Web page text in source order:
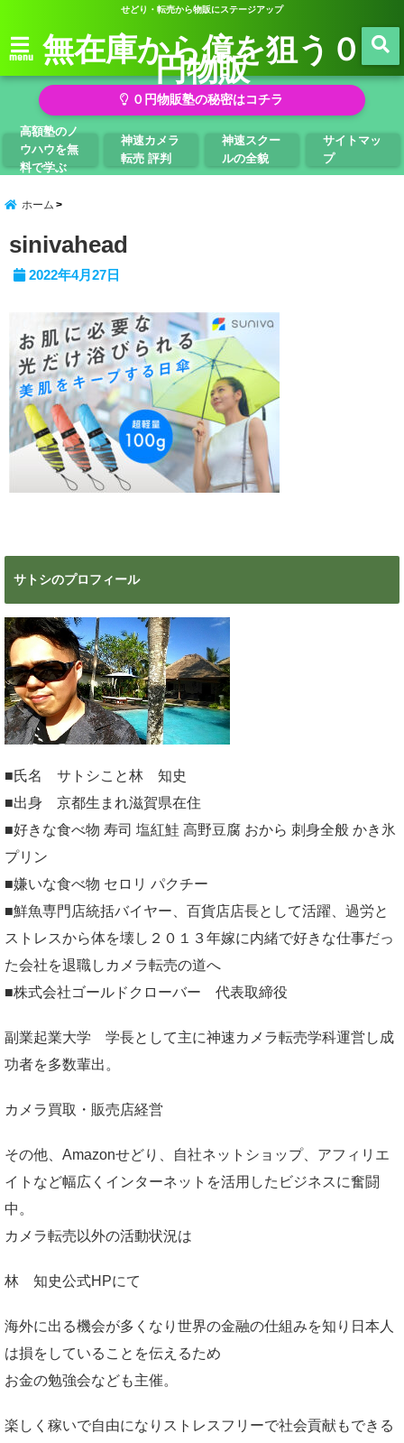
せどり・転売から物販にステージアップ
menu 無在庫から億を狙う０
円物販
０円物販塾の秘密はコチラ
高額塾のノ
ウハウを無
料で学ぶ
神速カメラ
転売 評判
神速スクー
ルの全貌
サイトマッ
プ
ホーム
sinivahead
2022年4月27日
サトシのプロフィール
■氏名 サトシこと林 知史
■出身 京都生まれ滋賀県在住
■好きな食べ物 寿司 塩紅鮭 高野豆腐 おから 刺身全般 かき氷
プリン
■嫌いな食べ物 セロリ パクチー
■鮮魚専門店統括バイヤー、百貨店店長として活躍、過労と
ストレスから体を壊し２０１３年嫁に内緒で好きな仕事だっ
た会社を退職しカメラ転売の道へ
■株式会社ゴールドクローバー 代表取締役
副業起業大学 学長として主に神速カメラ転売学科運営し成
功者を多数輩出。
カメラ買取・販売店経営
その他、Amazonせどり、自社ネットショップ、アフィリエ
イトなど幅広くインターネットを活用したビジネスに奮闘
中。
カメラ転売以外の活動状況は
林 知史公式HPにて
海外に出る機会が多くなり世界の金融の仕組みを知り日本人
は損をしていることを伝えるため
お金の勉強会なども主催。
楽しく稼いで自由になりストレスフリーで社会貢献もできる